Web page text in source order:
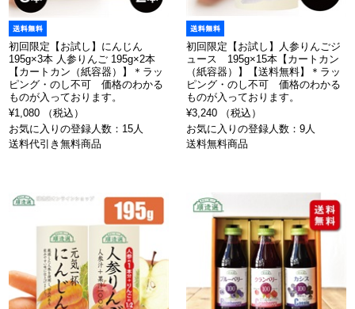
初回限定【お試し】にんじん
195g×3本 人参りんご 195g×2本
【カートカン（紙容器）】＊ラッ
ピング・のし不可 価格のわかる
ものが入っております。
¥1,080 （税込）
お気に入りの登録人数：15人
送料代引き無料商品
初回限定【お試し】人参りんごジ
ュース 195g×15本【カートカン
（紙容器）】【送料無料】＊ラッ
ピング・のし不可 価格のわかる
ものが入っております。
¥3,240 （税込）
お気に入りの登録人数：9人
送料無料商品